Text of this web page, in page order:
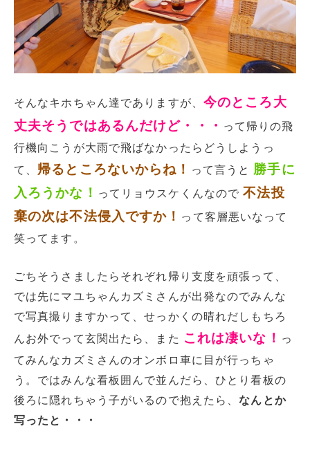
そんなキホちゃん達でありますが、 今のところ大
丈夫そうではあるんだけど・・・ って帰りの飛
行機向こうが大雨で飛ばなかったらどうしようっ
て、 帰るところないからね！ って言うと 勝手に
入ろうかな！ ってリョウスケくんなので不法投
棄の次は不法侵入ですか！ って客層悪いなって
笑ってます。
ごちそうさましたらそれぞれ帰り支度を頑張って、
では先にマユちゃんカズミさんが出発なのでみんな
で写真撮りますかって、せっかくの晴れだしもちろ
んお外でって玄関出たら、また これは凄いな！ っ
てみんなカズミさんのオンボロ車に目が行っちゃ
う。ではみんな看板囲んで並んだら、ひとり看板の
後ろに隠れちゃう子がいるので抱えたら、なんとか
写ったと・・・